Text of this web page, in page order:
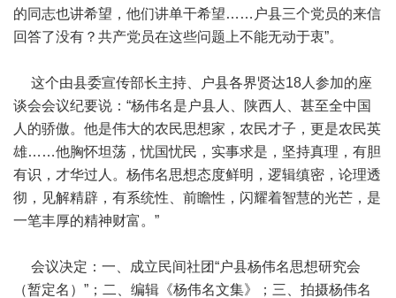
的同志也讲希望，他们讲单干希望……户县三个党员的来信
回答了没有？共产党员在这些问题上不能无动于衷”。
这个由县委宣传部长主持、户县各界贤达18人参加的座
谈会会议纪要说：“杨伟名是户县人、陕西人、甚至全中国
人的骄傲。他是伟大的农民思想家，农民才子，更是农民英
雄……他胸怀坦荡，忧国忧民，实事求是，坚持真理，有胆
有识，才华过人。杨伟名思想态度鲜明，逻辑缜密，论理透
彻，见解精辟，有系统性、前瞻性，闪耀着智慧的光芒，是
一笔丰厚的精神财富。”
会议决定：一、成立民间社团“户县杨伟名思想研究会
（暂定名）”；二、编辑《杨伟名文集》；三、拍摄杨伟名